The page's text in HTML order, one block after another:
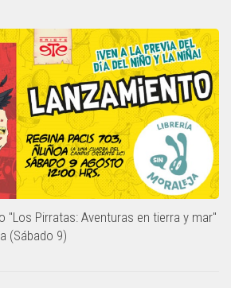
"Los Pirratas: Aventuras en tierra y mar"
(Sábado 9)